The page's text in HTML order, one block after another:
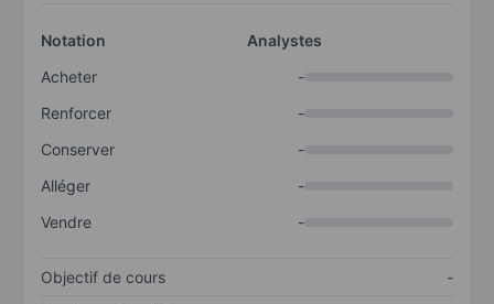
Notation
Analystes
Acheter
-
Renforcer
-
Conserver
-
Alléger
-
Vendre
-
Objectif de cours
-